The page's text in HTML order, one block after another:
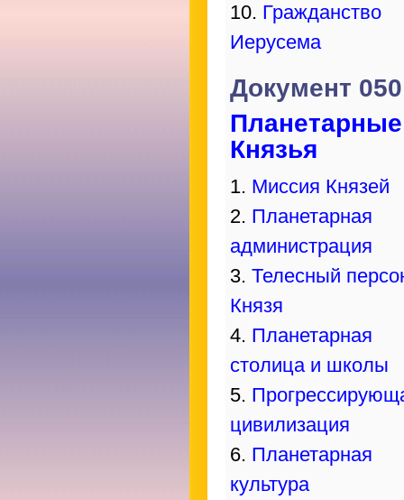
10. Гражданство
Иерусема
Документ
Планетарные
Князья
1. Миссия Князей
2. Планетарная
администрация
3. Телесный
Князя
4. Планетарная
столица и школы
5.
цивилизация
6. Планетарная
культура